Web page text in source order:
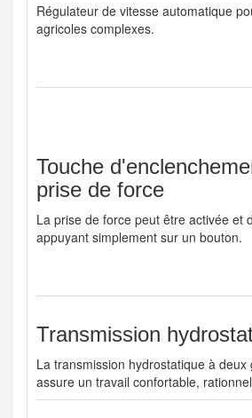
Régulateur de vitesse automatique
agricoles complexes.
Touche
prise de force
La prise de force peut être activée et
appuyant simplement sur un bouton.
Transmission
La transmission hydrostatique à deux
assure un travail confortable,